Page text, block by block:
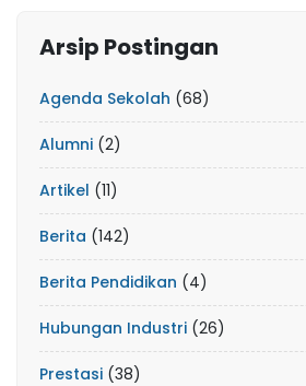
Arsip Postingan
Agenda Sekolah (68)
Alumni (2)
Artikel (11)
Berita (142)
Berita Pendidikan (4)
Hubungan Industri (26)
Prestasi (38)